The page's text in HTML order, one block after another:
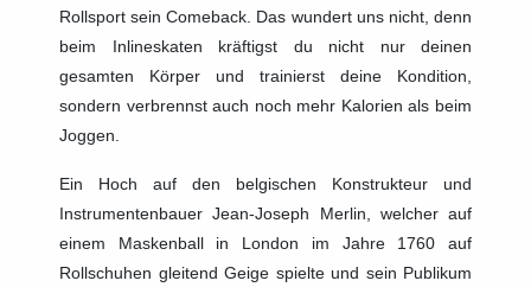
Rollsport sein Comeback. Das wundert uns nicht, denn
beim Inlineskaten kräftigst du nicht nur deinen
gesamten Körper und trainierst deine Kondition,
sondern verbrennst auch noch mehr Kalorien als beim
Joggen.
Ein Hoch auf den belgischen Konstrukteur und
Instrumentenbauer Jean-Joseph Merlin, welcher auf
einem Maskenball in London im Jahre 1760 auf
Rollschuhen gleitend Geige spielte und sein Publikum